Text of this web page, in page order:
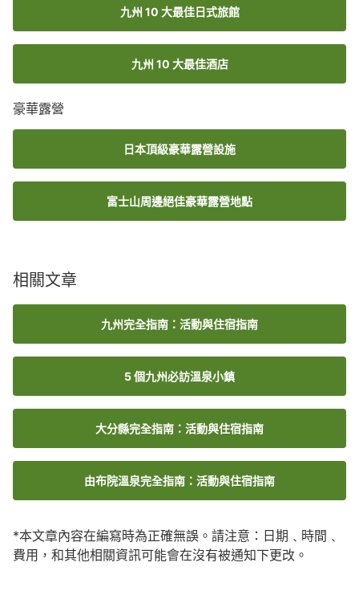
九州 10 大最佳日式旅館
九州 10 大最佳酒店
豪華露營
日本頂級豪華露營設施
富士山周邊絕佳豪華露營地點
相關文章
九州完全指南：活動與住宿指南
5 個九州必訪溫泉小鎮
大分縣完全指南：活動與住宿指南
由布院溫泉完全指南：活動與住宿指南
*本文章內容在編寫時為正確無誤。請注意：日期﹑時間﹑
費用，和其他相關資訊可能會在沒有被通知下更改。